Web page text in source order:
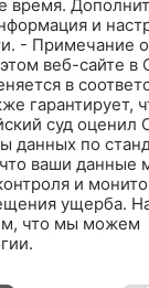
посетителей сайта